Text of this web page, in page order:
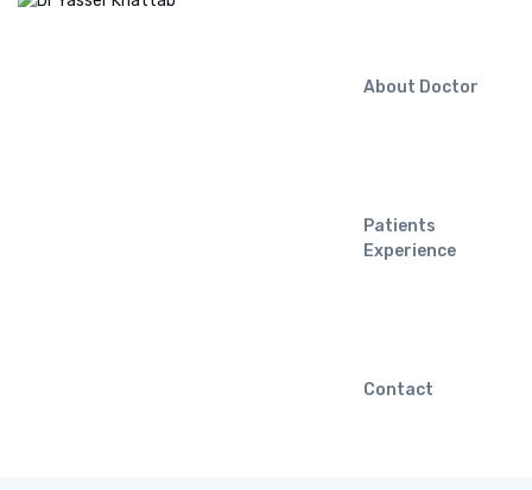
About Doctor
Patients
Experience
Contact